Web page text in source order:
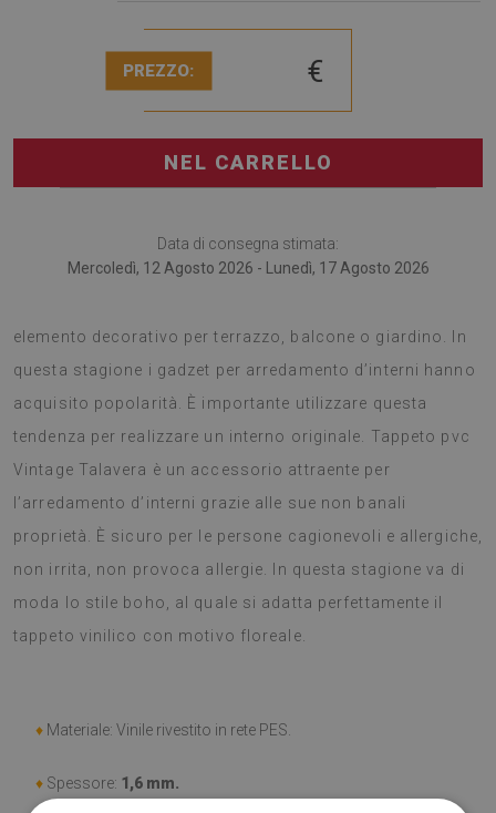
PREZZO: €
NEL CARRELLO
Data di consegna stimata:
Mercoledì, 12 Agosto 2026 - Lunedì, 17 Agosto 2026
elemento decorativo per terrazzo, balcone o giardino. In
questa stagione i gadzet per arredamento d’interni hanno
acquisito popolarità. È importante utilizzare questa
tendenza per realizzare un interno originale. Tappeto pvc
Vintage Talavera è un accessorio attraente per
l’arredamento d’interni grazie alle sue non banali
proprietà. È sicuro per le persone cagionevoli e allergiche,
non irrita, non provoca allergie. In questa stagione va di
moda lo stile boho, al quale si adatta perfettamente il
tappeto vinilico con motivo floreale.
♦ Materiale: Vinile rivestito in rete PES.
♦ Spessore: 1,6 mm.